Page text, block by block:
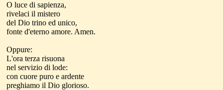
O luce di sapienza,
rivelaci il mistero
del Dio trino ed unico,
fonte d'eterno amore. Amen.
Oppure:
L'ora terza risuona
nel servizio di lode:
con cuore puro e ardente
preghiamo il Dio glorioso.